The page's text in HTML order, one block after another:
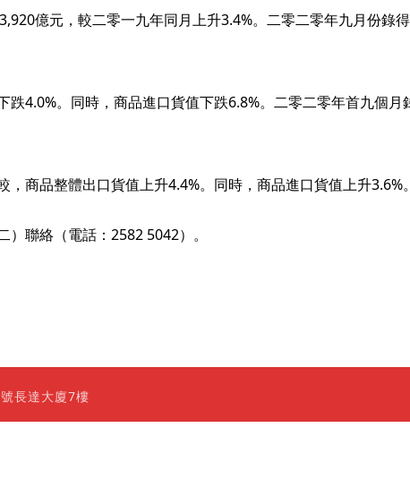
億元，較二零一九年同月上升3.4%。二零二零年九月份錄
。同時，商品進口貨值下跌6.8%。二零二零年首九個月
品整體出口貨值上升4.4%。同時，商品進口貨值上升3.6%。
聯絡（電話：2582 5042）。
長達大廈7樓